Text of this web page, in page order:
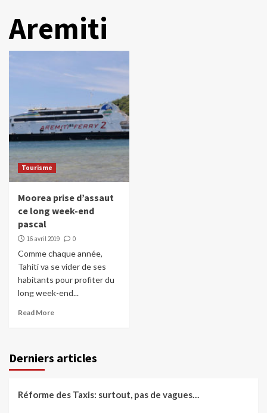
Aremiti
Tourisme
Moorea prise d’assaut
ce long week-end
pascal
16 avril 2019 0
Comme chaque année,
Tahiti va se vider de ses
habitants pour profiter du
long week-end...
Read More
Derniers articles
Réforme des Taxis: surtout, pas de vagues…